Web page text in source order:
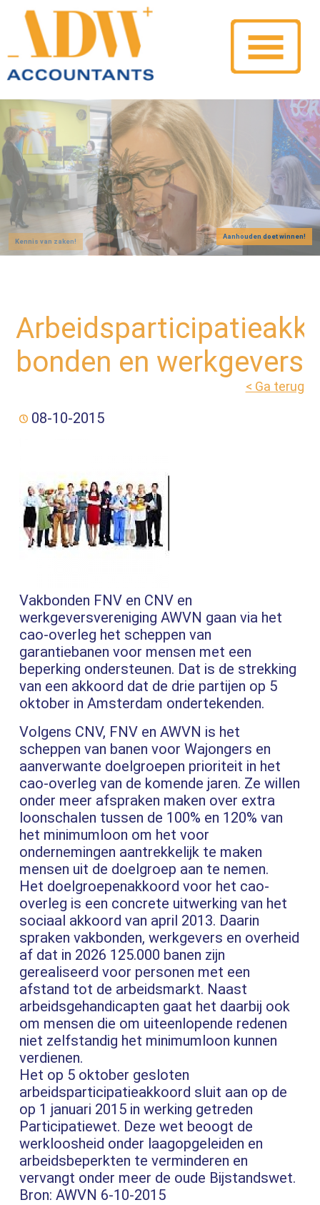
Kennis van zaken!
Aanhouden doet winnen!
bonden en werkgevers
< Ga terug
08-10-2015
Vakbonden FNV en CNV en
werkgeversvereniging AWVN gaan via het
cao-overleg het scheppen van
garantiebanen voor mensen met een
beperking ondersteunen. Dat is de strekking
van een akkoord dat de drie partijen op 5
oktober in Amsterdam ondertekenden.
Volgens CNV, FNV en AWVN is het
scheppen van banen voor Wajongers en
aanverwante doelgroepen prioriteit in het
cao-overleg van de komende jaren. Ze willen
onder meer afspraken maken over extra
loonschalen tussen de 100% en 120% van
het minimumloon om het voor
ondernemingen aantrekkelijk te maken
mensen uit de doelgroep aan te nemen.
Het doelgroepenakkoord voor het cao-
overleg is een concrete uitwerking van het
sociaal akkoord van april 2013. Daarin
spraken vakbonden, werkgevers en overheid
af dat in 2026 125.000 banen zijn
gerealiseerd voor personen met een
afstand tot de arbeidsmarkt. Naast
arbeidsgehandicapten gaat het daarbij ook
om mensen die om uiteenlopende redenen
niet zelfstandig het minimumloon kunnen
verdienen.
Het op 5 oktober gesloten
arbeidsparticipatieakkoord sluit aan op de
op 1 januari 2015 in werking getreden
Participatiewet. Deze wet beoogt de
werkloosheid onder laagopgeleiden en
arbeidsbeperkten te verminderen en
vervangt onder meer de oude Bijstandswet.
Bron: AWVN 6-10-2015